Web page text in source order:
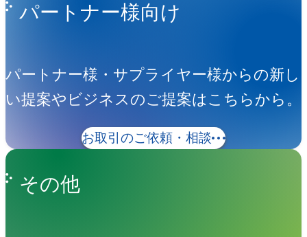
パートナー様向け
パートナー様・サプライヤー様からの新し
い提案やビジネスのご提案はこちらから。
お取引のご依頼・相談
その他